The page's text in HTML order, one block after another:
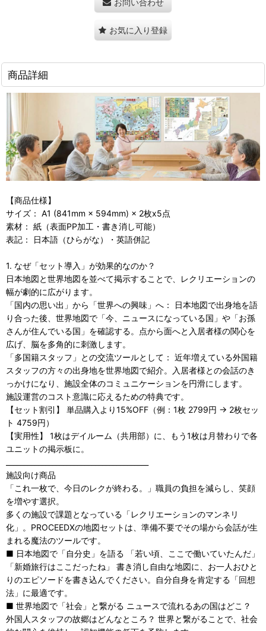
お問い合わせ
お気に入り登録
商品詳細
【商品仕様】
サイズ： A1 (841mm × 594mm) × 2枚x5点
素材： 紙（表面PP加工・書き消し可能）
表記： 日本語（ひらがな）・英語併記
1. なぜ「セット導入」が効果的なのか？
日本地図と世界地図を並べて掲示することで、レクリエーションの
幅が劇的に広がります。
「国内の思い出」から「世界への興味」へ： 日本地図で出身地を語
り合った後、世界地図で「今、ニュースになっている国」や「お孫
さんが住んでいる国」を確認する。点から面へと入居者様の関心を
広げ、脳を多角的に刺激します。
「多国籍スタッフ」との交流ツールとして： 近年増えている外国籍
スタッフの方々の出身地を世界地図で紹介。入居者様との会話のき
っかけになり、施設全体のコミュニケーションを円滑にします。
施設運営のコスト意識に応えるための特典です。
【セット割引】 単品購入より15%OFF（例：1枚 2799円 → 2枚セッ
ト 4759円）
【実用性】 1枚はデイルーム（共用部）に、もう1枚は月替わりで各
ユニットの掲示板に。
施設向け商品
「これ一枚で、今日のレクが終わる。」職員の負担を減らし、笑顔
を増やす選択。
多くの施設で課題となっている「レクリエーションのマンネリ
化」。PROCEEDXの地図セットは、準備不要でその場から会話が生
まれる魔法のツールです。
■ 日本地図で「自分史」を語る 「若い頃、ここで働いていたんだ」
「新婚旅行はここだったね」 書き消し自由な地図に、お一人おひと
りのエピソードを書き込んでください。自分自身を肯定する「回想
法」に最適です。
■ 世界地図で「社会」と繋がる ニュースで流れるあの国はどこ？
外国人スタッフの故郷はどんなところ？ 世界と繋がることで、社会